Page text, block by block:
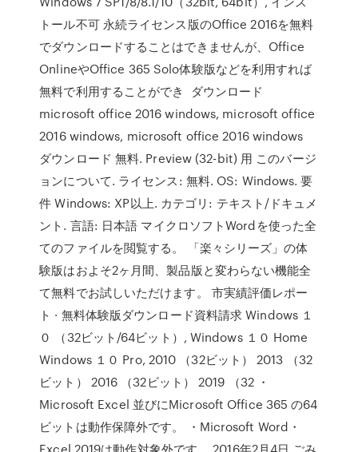
トール不可 永続ライセンス版のOffice 2016を無料
でダウンロードすることはできませんが、Office
OnlineやOffice 365 Solo体験版などを利用すれば
無料で利用することができ ダウンロード
microsoft office 2016 windows, microsoft office
2016 windows, microsoft office 2016 windows
ダウンロード 無料. Preview (32-bit) 用 このバージ
ョンについて. ライセンス: 無料. OS: Windows. 要
件 Windows: XP以上. カテゴリ: テキスト/ドキュメ
ント. 言語: 日本語 マイクロソフトWordを使った全
てのファイルを閲覧する。 「楽々シリーズ」の体
験版はおよそ2ヶ月間、製品版と変わらない機能全
て無料でお試しいただけます。 市実績評価レポー
ト · 無料体験版ダウンロード資料請求 Windows １
０ （32ビット/64ビット）, Windows １０ Home
Windows １０ Pro, 2010 （32ビット） 2013 （32
ビット） 2016 （32ビット） 2019 （32 ・
Microsoft Excel 並びにMicrosoft Office 365 の64
ビットは動作保障外です。 ・Microsoft Word・
Excel 2019は動作対象外です。 2016年2月4日 ごみ